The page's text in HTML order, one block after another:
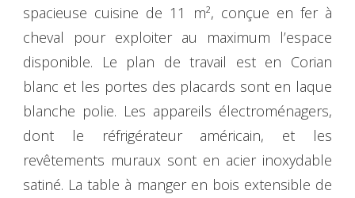
spacieuse cuisine de 11 m², conçue en fer à
cheval pour exploiter au maximum l’espace
disponible. Le plan de travail est en Corian
blanc et les portes des placards sont en laque
blanche polie. Les appareils électroménagers,
dont le réfrigérateur américain, et les
revêtements muraux sont en acier inoxydable
satiné. La table à manger en bois extensible de